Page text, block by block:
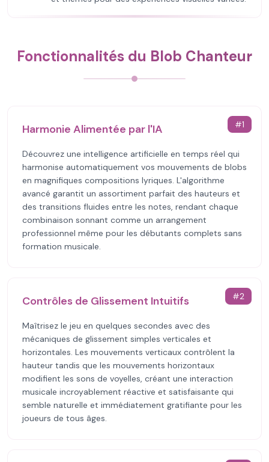
Fonctionnalités du Blob Chanteur
#1
Harmonie Alimentée par l'IA
Découvrez une intelligence artificielle en temps réel qui
harmonise automatiquement vos mouvements de blobs
en magnifiques compositions lyriques. L'algorithme
avancé garantit un assortiment parfait des hauteurs et
des transitions fluides entre les notes, rendant chaque
combinaison sonnant comme un arrangement
professionnel même pour les débutants complets sans
formation musicale.
#2
Contrôles de Glissement Intuitifs
Maîtrisez le jeu en quelques secondes avec des
mécaniques de glissement simples verticales et
horizontales. Les mouvements verticaux contrôlent la
hauteur tandis que les mouvements horizontaux
modifient les sons de voyelles, créant une interaction
musicale incroyablement réactive et satisfaisante qui
semble naturelle et immédiatement gratifiante pour les
joueurs de tous âges.